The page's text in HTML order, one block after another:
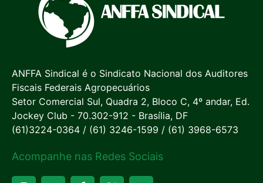
ANFFA Sindical é o Sindicato Nacional dos Auditores
Fiscais Federais Agropecuários
Setor Comercial Sul, Quadra 2, Bloco C, 4º andar, Ed.
Jockey Club - 70.302-912 - Brasília, DF
(61)3224-0364 / (61) 3246-1599 / (61) 3968-6573
Acompanhe nas Redes Sociais